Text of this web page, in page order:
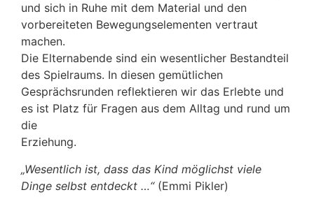
und sich in Ruhe mit dem Material und den
vorbereiteten Bewegungselementen vertraut
machen.
Die Elternabende sind ein wesentlicher Bestandteil
des Spielraums. In diesen gemütlichen
Gesprächsrunden reflektieren wir das Erlebte und
es ist Platz für Fragen aus dem Alltag und rund um
die
Erziehung.
„Wesentlich ist, dass das Kind möglichst viele
Dinge selbst entdeckt …“(Emmi Pikler)